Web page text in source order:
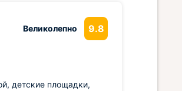
Великолепно 9.8
детские площадки,